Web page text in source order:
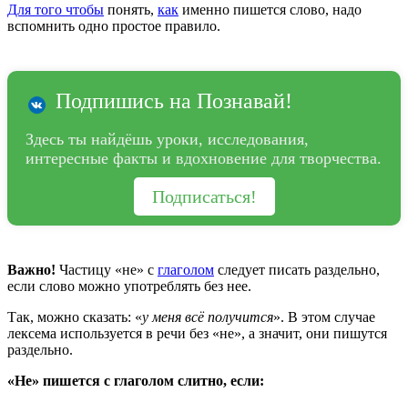
Для того чтобы понять, как именно пишется слово, надо
вспомнить одно простое правило.
Подпишись на Познавай!
Здесь ты найдёшь уроки, исследования,
интересные факты и вдохновение для творчества.
Подписаться!
Важно! Частицу «не» с глаголом следует писать раздельно,
если слово можно употреблять без нее.
Так, можно сказать: «у меня всё получится». В этом случае
лексема используется в речи без «не», а значит, они пишутся
раздельно.
«Не» пишется с глаголом слитно, если: